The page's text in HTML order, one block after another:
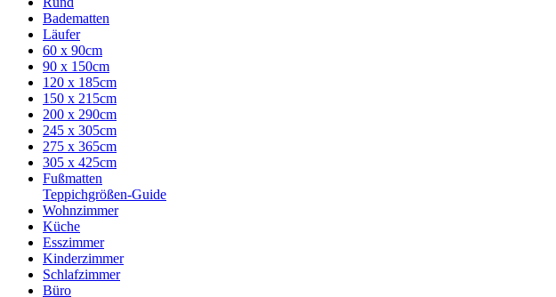
Badematten
Läufer
60 x 90cm
90 x 150cm
120 x 185cm
150 x 215cm
200 x 290cm
245 x 305cm
275 x 365cm
305 x 425cm
Fußmatten
Teppichgrößen-Guide
Wohnzimmer
Küche
Esszimmer
Kinderzimmer
Schlafzimmer
Büro